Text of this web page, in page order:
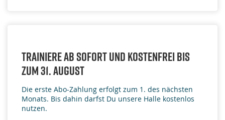
Trainiere ab sofort und kostenfrei bis
zum 31. August
Die erste Abo-Zahlung erfolgt zum 1. des nächsten
Monats. Bis dahin darfst Du unsere Halle kostenlos
nutzen.